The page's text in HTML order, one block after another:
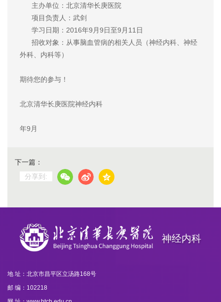
主办单位：北京清华长庚医院
项目负责人：武剑
学习日期：2016年9月9日至9月11日
招收对象：从事脑血管病的相关人员（神经内科、神经
外科、内科等）
期待您的参与！
北京清华长庚医院神经内科
年9月
下一篇：
分享到:
神经内科
地 址：北京市昌平区立汤路168号
邮 编：102218